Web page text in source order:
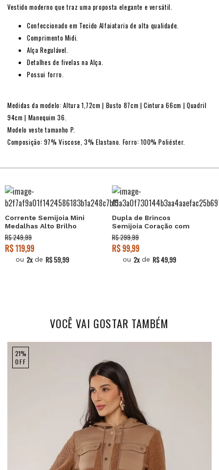
Vestido moderno que traz uma proposta elegante e versátil.
Confeccionado em Tecido Alfaiataria de alta qualidade.
Comprimento Midi.
Alça Regulável.
Detalhes de fivelas na Alça.
Possui forro.
Medidas da modelo: Altura 1,72cm | Busto 87cm | Cintura 66cm | Quadril
94cm | Manequim 36.
Modelo veste tamanho P.
Composição: 97% Viscose, 3% Elastano. Forro: 100% Poliéster.
Corrente Semijoia Mini
Medalhas Alto Brilho
Lisa Banhado a Ouro 18k
R$ 249,99
R$ 119,99
ou 2x de R$ 59,99
Dupla de Brincos
Semijoia Coração com
Zircônias (9-12mm)
Banhado a Ouro 18k
R$ 299,99
R$ 99,99
ou 2x de R$ 49,99
VOCÊ VAI GOSTAR TAMBÉM
21%
OFF